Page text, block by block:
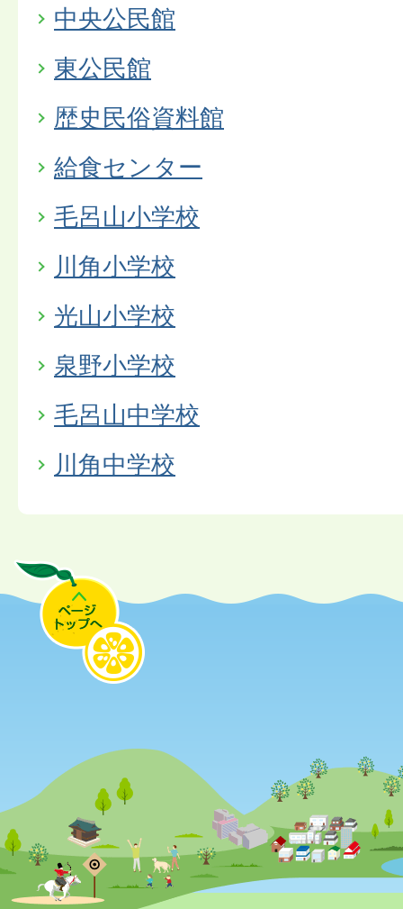
中央公民館
東公民館
歴史民俗資料館
給食センター
毛呂山小学校
川角小学校
光山小学校
泉野小学校
毛呂山中学校
川角中学校